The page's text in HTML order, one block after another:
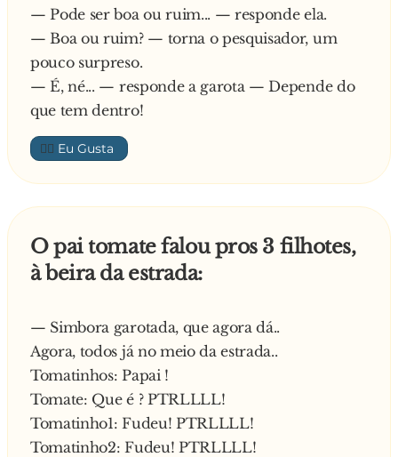
— Pode ser boa ou ruim... — responde ela.
— Boa ou ruim? — torna o pesquisador, um
pouco surpreso.
— É, né... — responde a garota — Depende do
que tem dentro!
👍🏼
O pai tomate falou pros 3 filhotes,
à beira da estrada:
— Simbora garotada, que agora dá..
Agora, todos já no meio da estrada..
Tomatinhos: Papai !
Tomate: Que é ? PTRLLLL!
Tomatinho1: Fudeu! PTRLLLL!
Tomatinho2: Fudeu! PTRLLLL!